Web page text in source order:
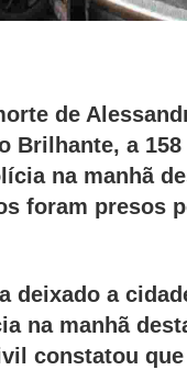
de
Brilhante, a
na manhã
foram presos
deixado a
na manhã
constatou